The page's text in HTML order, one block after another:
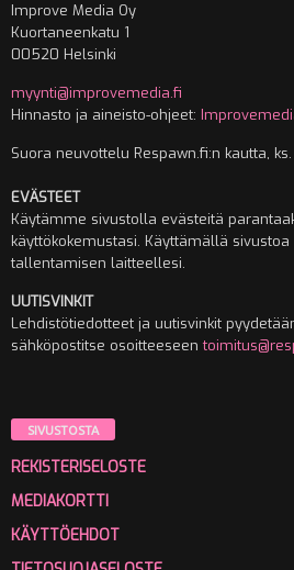
Improve Media Oy
Kuortaneenkatu 1
00520 Helsinki
myynti@improvemedia.fi
Hinnasto ja aineisto-ohjeet:
Suora neuvottelu Respawn.fi:n kautta,
EVÄSTEET
Käytämme sivustolla evästeitä
käyttökokemustasi. Käyttämällä
tallentamisen laitteellesi.
UUTISVINKIT
Lehdistötiedotteet ja uutisvinkit
sähköpostitse osoitteeseen
SIVUSTOSTA
REKISTERISELOSTE
MEDIAKORTTI
KÄYTTÖEHDOT